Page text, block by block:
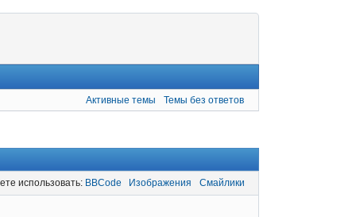
Активные темы Темы без ответов
использовать: BBCode Изображения Смайлики